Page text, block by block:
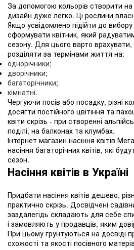
За допомогою кольорів створити на
дизайн дуже легко. Ці рослини
Якщо усвідомлено підійти до
сформувати квітник, який
сезону. Для цього варто врахувати,
розділяти за термінами життя на:
однорічники;
дворічники;
багаторічники;
кімнатні.
Чергуючи посів або посадку, різні
досягти постійного цвітіння та
квіти скрізь - при створенні
поділі, на балконах та клумбах.
Інтернет магазин насіння квітів
насіння багаторічних квітів, які
сезон.
Насіння квітів в Україні
Придбати насіння квітів дешево,
практично скрізь. Досвідчені
заздалегідь складають для себе
і замовляють у продавців, яким
При цьому грунтуються на досвіді
схожості та якості посівного